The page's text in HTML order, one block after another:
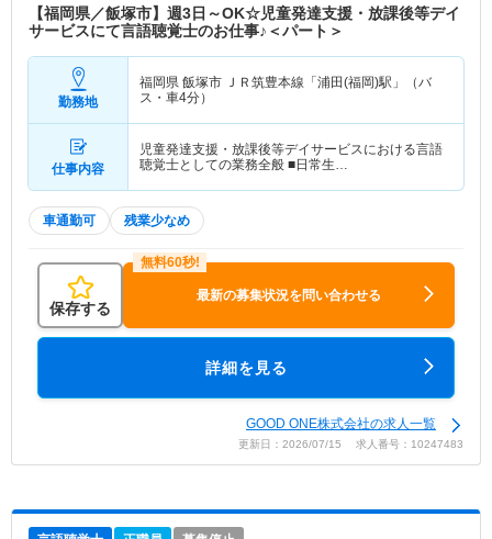
【福岡県／飯塚市】週3日～OK☆児童発達支援・放課後等デイ
サービスにて言語聴覚士のお仕事♪＜パート＞
勤務地
福岡県 飯塚市 ＪＲ筑豊本線「浦田(福岡)駅」（バ
ス・車4分）
仕事内容
児童発達支援・放課後等デイサービスにおける言語
聴覚士としての業務全般 ■日常生…
車通勤可 残業少なめ
保存する
最新の募集状況を問い合わせる
詳細を見る
GOOD ONE株式会社の求人一覧
更新日：2026/07/15 求人番号：10247483